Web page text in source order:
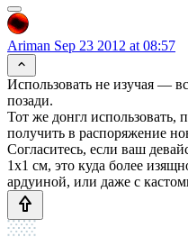
Ariman Sep 23 2012 at 08:57
Использовать не изучая —
позади.
Тот же донгл использовать,
получить в распоряжение
Согласитесь, если ваш
1х1 см, это куда более
ардуиной, или даже с